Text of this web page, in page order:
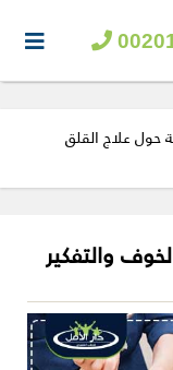
حول علاج القلق
والتفكير